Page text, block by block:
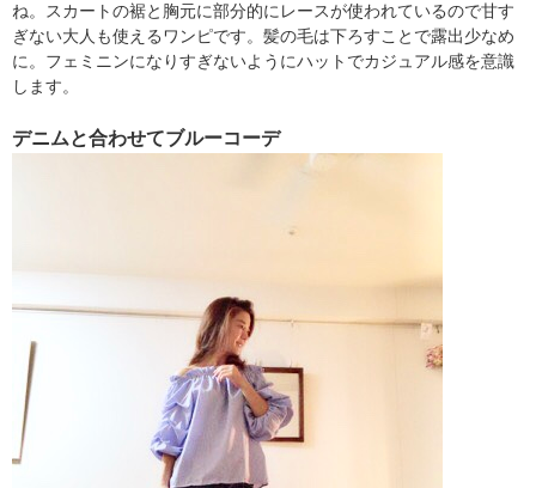
ね。スカートの裾と胸元に部分的にレースが使われているので甘す
ぎない大人も使えるワンピです。髪の毛は下ろすことで露出少なめ
に。フェミニンになりすぎないようにハットでカジュアル感を意識
します。
デニムと合わせてブルーコーデ